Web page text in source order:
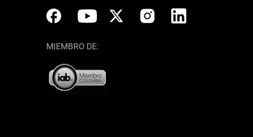
MIEMBRO DE: